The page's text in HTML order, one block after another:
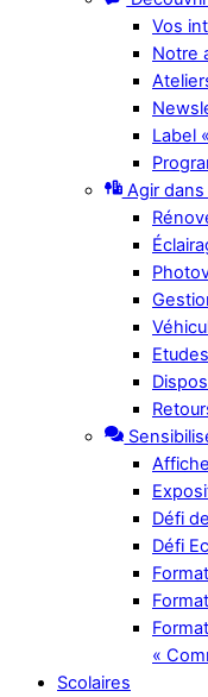
Vos
Notre
Label
Agir dans
Défi
Défi
«
Scolaires